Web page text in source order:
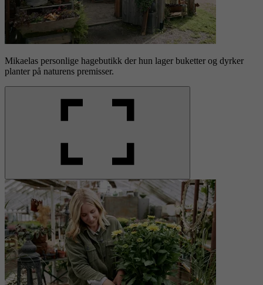
Mikaelas personlige hagebutikk der hun lager buketter og dyrker
planter på naturens premisser.